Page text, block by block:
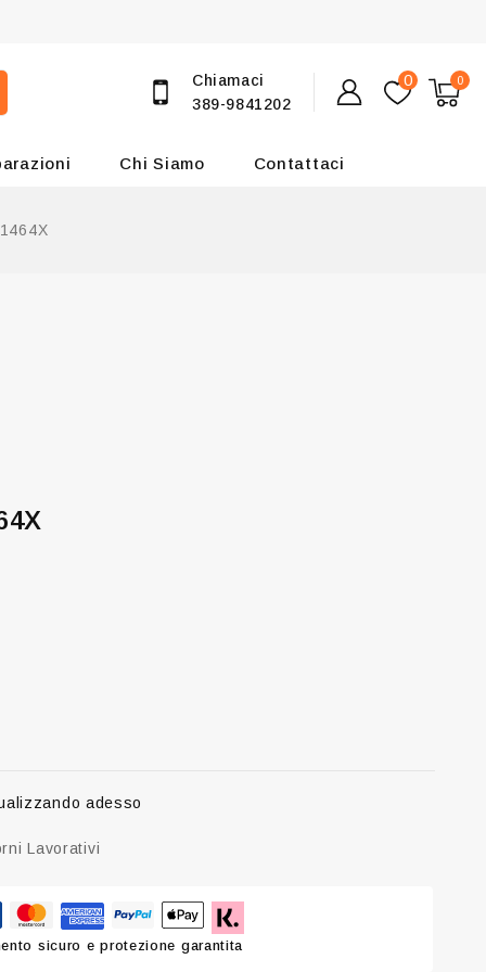
Chiamaci
389-9841202
0 0
Chi Siamo Contattaci
adesso
Lavorativi
sicuro e protezione garantita